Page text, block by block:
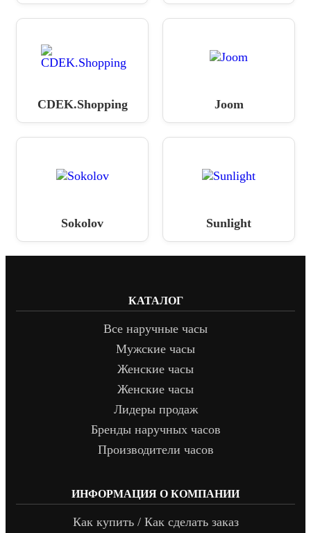
CDEK.Shopping Joom
Sokolov Sunlight
КАТАЛОГ
Все наручные часы
Мужские часы
Женские часы
Женские часы
Лидеры продаж
Бренды наручных часов
Производители часов
ИНФОРМАЦИЯ О КОМПАНИИ
Как купить / Как сделать заказ